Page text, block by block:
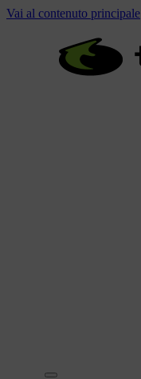
Vai al contenuto principale